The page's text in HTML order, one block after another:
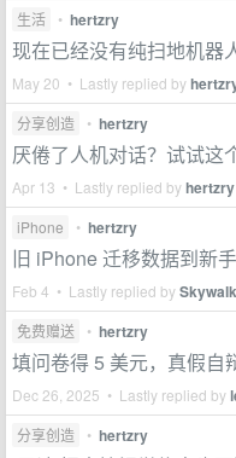
生活 • hertzry
现在已经没有纯扫地机器
May 20 • Lastly replied by
分享创造 • hertzry
厌倦了人机对话？试试这
Apr 13 • Lastly replied byhertzry
iPhone • hertzry
旧 iPhone 迁移数据到新
Feb 4 • Lastly replied by
免费赠送 • hertzry
填问卷得 5 美元，真假自
Dec 26, 2025 • Lastly replied by
分享创造 • hertzry